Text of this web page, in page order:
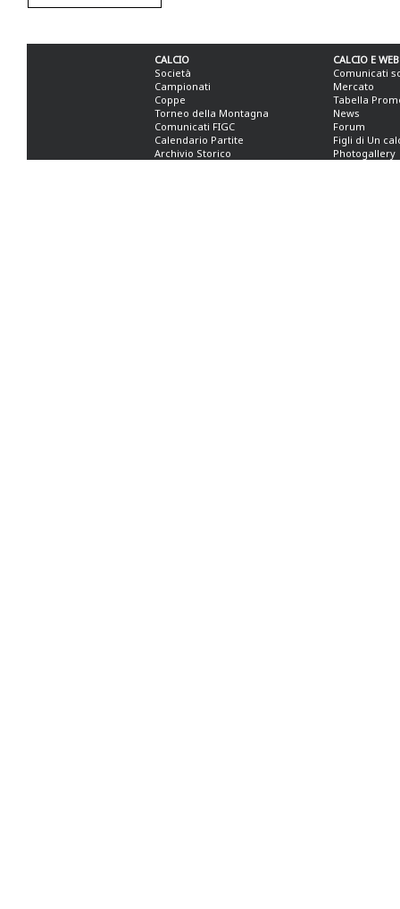
CALCIO
Società
Campionati
Coppe
Torneo della Montagna
Comunicati FIGC
Calendario Partite
Archivio Storico
CALCIO E WEB
Comunicati
Mercato
Tabella
News
Forum
Figli di Un
Photogallery